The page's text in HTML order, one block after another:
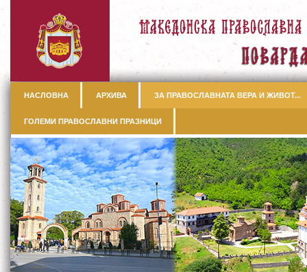
НАСЛОВНА АРХИВА ЗА ПРАВОСЛАВНАТА ВЕРА И ЖИВОТ...
ГОЛЕМИ ПРАВОСЛАВНИ ПРАЗНИЦИ